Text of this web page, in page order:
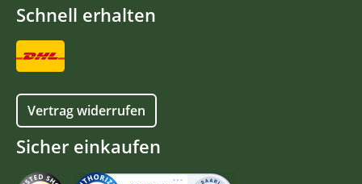
Schnell erhalten
Vertrag widerrufen
Sicher einkaufen